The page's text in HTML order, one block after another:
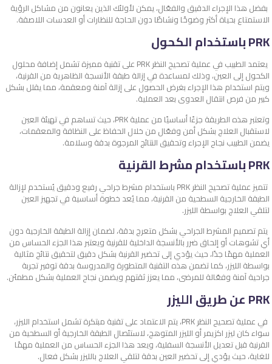
بفضل هذا الإجراء الدقيق والفعّال، يمكن لأولئك الذين يعانون من مشاكل الرؤية
الاستمتاع بحياة أكثر وضوحًا ونشاطًا دون الحاجة للنظارات أو العدسات اللاصقة.
PRK باستخدام الكحول
يعتمد الطبيب في عملية تصحيح النظر PRK على تقنية مميزة تشمل إضافة محلول
الكحول إلى العين، وذلك لمساعدة في إزالة طبقة الأنسجة الظاهرية من القرنية،
ويتم استخدام هذا الإجراء بغرض الحصول على إزالة آمنة ومعقمة، مما يقلل بشكل
كبير من فرص انتقال العدوى بعد العملية.
وتعتبر هذه الطريقة جزءًا أساسيًا من عملية PRK، حيث تساهم في تهيئة العين
لاستقبال العلاج بشكل أمن وفعّال من خلال الحفاظ على النظافة والمعقمات،
يضمن الطبيب نجاح الإجراء وتحقيق النتائج المرجوة بدقة وسلامة.
PRK باستخدام مشرط القرنية
تتميز عملية تصحيح النظر PRK باستخدام مشرط جراحي رفيع ودقيق يُستخدم لإزالة
الطبقة الخارجية السطحية من القرنية، مما يُعد خطوة أساسية في تجهيز العين
لتلقي العلاج بواسطة الليزر.
يتم تصميم المشرط الجراحي بشكل متعرج بدقة، لضمان إزالة الطبقة الخارجية دون
أي تشوهات أو إلحاق ضرر بالأنسجة الداخلية للقرنية ويعتبر هذا الجزء الحساس من
العملية مهمًا جدًا، حيث يؤدي إلى تحضير القرنية بشكل دقيق لتحقيق نتائج مثالية
بواسطة الليزر، كما تضمن هذه التقنية المتطورة والمدروسة بدقة توفير تجربة
جراحية آمنة وفعّالة للمرضى، مما يعزز ثقتهم ويضمن نجاح العملية بشكل مطمئن.
PRK عن طريق الليزر
في عملية تصحيح النظر PRK، يتم الاعتماد على تقنية مبتكرة تشمل استخدام الليزر،
سواء كان ليزر اكزيمر أو الليزر المتوهج، لاستئصال الطبقة الخارجية أو السطحية من
القرنية قبل تعديل الأنسجة السفلية، ويعد هذا الجزء الحساس من العملية مهمًا
للغاية، حيث يؤدي إلى تحضير العين بدقة لتلقي العلاج بالليزر بشكل فعال.